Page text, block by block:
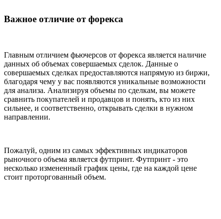
Важное отличие от форекса
Главным отличием фьючерсов от форекса является наличие
данных об объемах совершаемых сделок. Данные о
совершаемых сделках предоставляются напрямую из биржи,
благодаря чему у вас появляются уникальные возможности
для анализа. Анализируя объемы по сделкам, вы можете
сравнить покупателей и продавцов и понять, кто из них
сильнее, и соответственно, открывать сделки в нужном
направлении.
Пожалуй, одним из самых эффективных индикаторов
рыночного объема является футпринт. Футпринт - это
несколько измененный график цены, где на каждой цене
стоит проторгованный объем.